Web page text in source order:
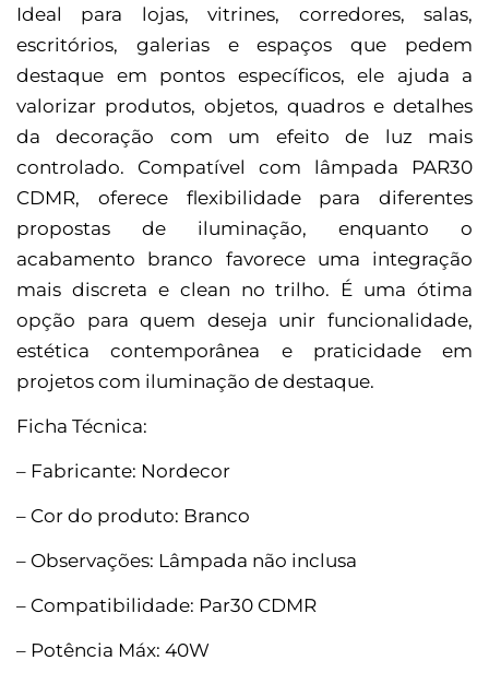
Ideal para lojas, vitrines, corredores, salas,
escritórios, galerias e espaços que pedem
destaque em pontos específicos, ele ajuda a
valorizar produtos, objetos, quadros e detalhes
da decoração com um efeito de luz mais
controlado. Compatível com lâmpada PAR30
CDMR, oferece flexibilidade para diferentes
propostas de iluminação, enquanto o
acabamento branco favorece uma integração
mais discreta e clean no trilho. É uma ótima
opção para quem deseja unir funcionalidade,
estética contemporânea e praticidade em
projetos com iluminação de destaque.
Ficha Técnica:
– Fabricante: Nordecor
– Cor do produto: Branco
– Observações: Lâmpada não inclusa
– Compatibilidade: Par30 CDMR
– Potência Máx: 40W